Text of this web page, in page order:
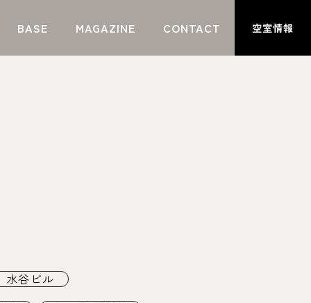
BASE MAGAZINE CONTACT 空室情報
水谷ビル